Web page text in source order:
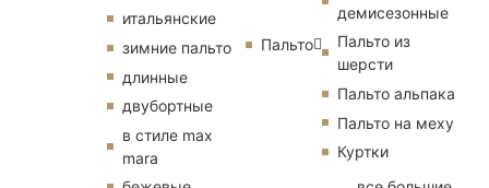
итальянские
зимние пальто
длинные
двубортные
в стиле max
mara
Пальто
демисезонные
Пальто из
шерсти
Пальто альпака
Пальто на меху
Куртки